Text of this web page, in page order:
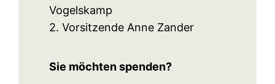
Vogelskamp
2. Vorsitzende Anne Zander
Sie möchten spenden?